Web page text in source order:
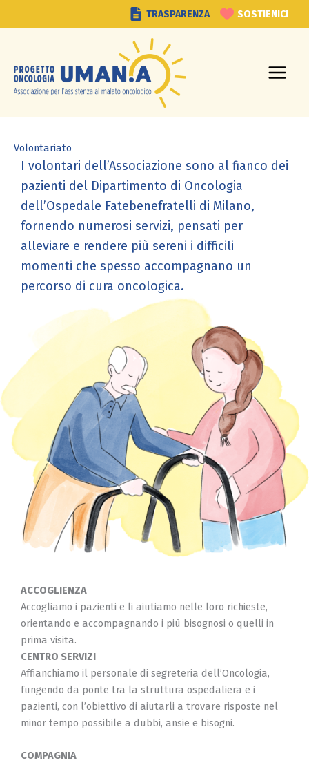
TRASPARENZA SOSTIENICI
Volontariato
I volontari dell’Associazione sono al fianco dei
pazienti del Dipartimento di Oncologia
dell’Ospedale Fatebenefratelli di Milano,
fornendo numerosi servizi, pensati per
alleviare e rendere più sereni i difficili
momenti che spesso accompagnano un
percorso di cura oncologica.
ACCOGLIENZA
Accogliamo i pazienti e li aiutiamo nelle loro richieste,
orientando e accompagnando i più bisognosi o quelli in
prima visita.
CENTRO SERVIZI
Affianchiamo il personale di segreteria dell’Oncologia,
fungendo da ponte tra la struttura ospedaliera e i
pazienti, con l’obiettivo di aiutarli a trovare risposte nel
minor tempo possibile a dubbi, ansie e bisogni.
COMPAGNIA